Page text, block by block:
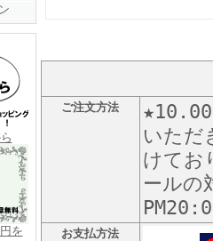
を
ご注文方法
いただ
けてお
ールの
お支払方法